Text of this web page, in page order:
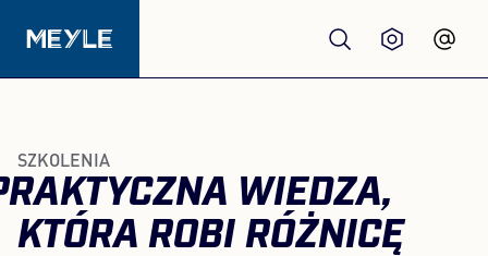
jakość
SZKOLENIA
WIEDZA,
KTÓRA ROBI RÓŻNICĘ